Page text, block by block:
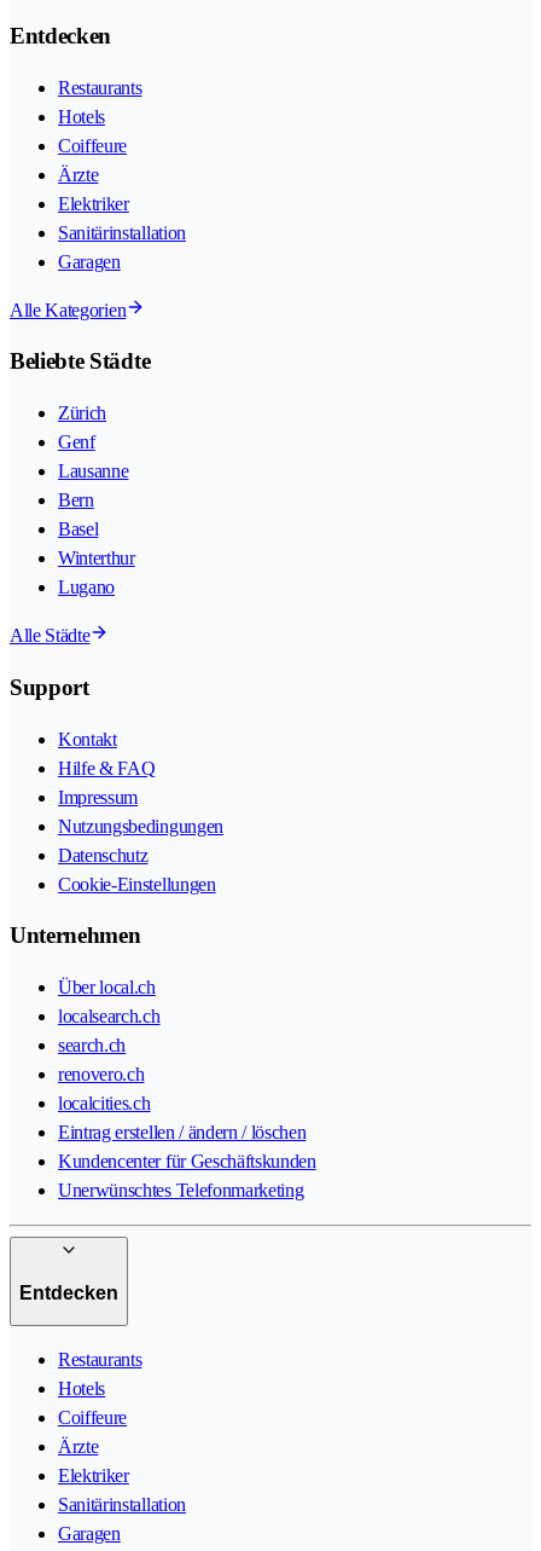
Entdecken
Restaurants
Hotels
Coiffeure
Ärzte
Elektriker
Sanitärinstallation
Garagen
Alle Kategorien
Beliebte Städte
Zürich
Genf
Lausanne
Bern
Basel
Winterthur
Lugano
Alle Städte
Support
Kontakt
Hilfe & FAQ
Impressum
Nutzungsbedingungen
Datenschutz
Cookie-Einstellungen
Unternehmen
Über local.ch
localsearch.ch
search.ch
renovero.ch
localcities.ch
Eintrag erstellen / ändern / löschen
Kundencenter für Geschäftskunden
Unerwünschtes Telefonmarketing
Entdecken
Restaurants
Hotels
Coiffeure
Ärzte
Elektriker
Sanitärinstallation
Garagen